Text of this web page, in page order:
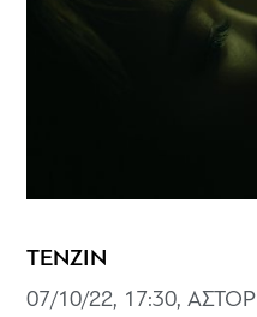
ΤΕΝΖΙΝ
07/10/22, 17:30, ΑΣΤΟΡ